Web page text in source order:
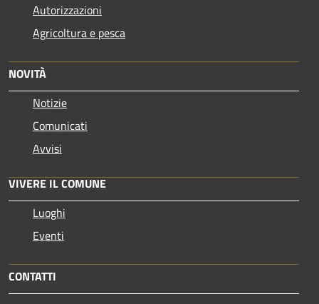
Autorizzazioni
Agricoltura e pesca
NOVITÀ
Notizie
Comunicati
Avvisi
VIVERE IL COMUNE
Luoghi
Eventi
CONTATTI